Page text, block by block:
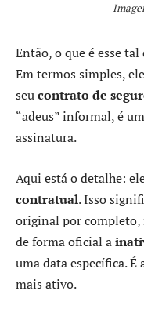
Então, o que é esse tal
Em termos simples,
seucontrato de
“adeus” informal, é
assinatura.
Aqui está o detalhe:
contratual. Isso
original por completo,
de forma oficial a
uma data específica. É
mais ativo.